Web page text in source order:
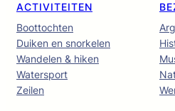
ACTIVITEITEN
Boottochten
Duiken en snorkelen
Wandelen & hiken
Watersport
Zeilen